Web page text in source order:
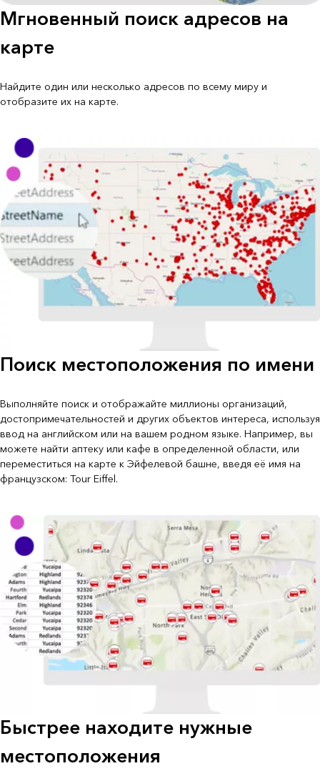
Мгновенный поиск адресов на
карте
Найдите один или несколько адресов по всему миру и
отобразите их на карте.
Поиск местоположения по имени
Выполняйте поиск и отображайте миллионы организаций,
достопримечательностей и других объектов интереса, используя
ввод на английском или на вашем родном языке. Например, вы
можете найти аптеку или кафе в определенной области, или
переместиться на карте к Эйфелевой башне, введя её имя на
французском: Tour Eiffel.
Быстрее находите нужные
местоположения